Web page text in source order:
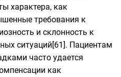
характера, как
требования к
и склонность к
ситуаций[61]. Пациентам
часто удается
как